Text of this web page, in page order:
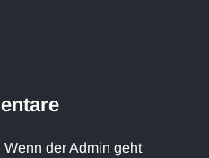
Wenn der Admin geht